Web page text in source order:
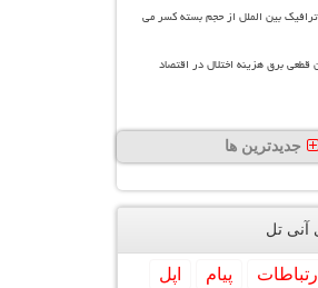
بین الملل از حجم بسته کسر می
قطعی برق هزینه اختلال در اقتصاد
جدیدترین ها
آنی تل
ارتباطات پیام اپل